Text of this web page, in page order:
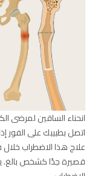
انحناء الساقين لمرضى
اتصل بطبيبك على الفور
علاج هذا الاضطراب
قصيرة جدًا كشخص بالغ.